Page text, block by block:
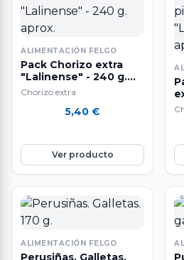
ALIMENTACIÓN FELGO
Pack Chorizo extra
"Lalinense" - 240 g.
aprox.
Chorizo extra
5,40 €
Ver producto
ALIMENTACIÓN FELGO
Perusiñas. Galletas.